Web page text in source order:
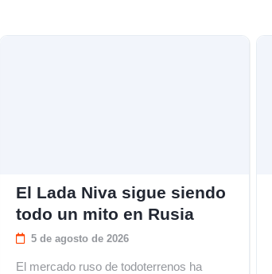
El Lada Niva sigue siendo
todo un mito en Rusia
5 de agosto de 2026
El mercado ruso de todoterrenos ha